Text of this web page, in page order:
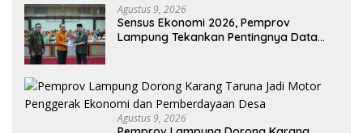
Agustus 9, 2026
Sensus Ekonomi 2026, Pemprov
Lampung Tekankan Pentingnya Data
Agustus 9, 2026